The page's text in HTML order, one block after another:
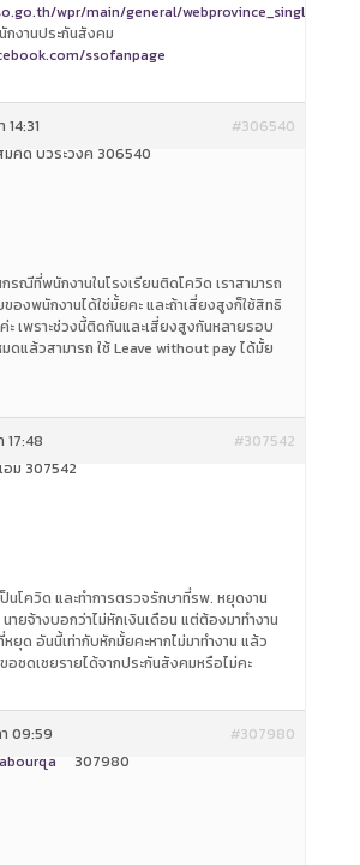
wpr/main/general/
กงานประกันสังคม
ssofanpage
14:31
#306540
มคิด บัวระวงค์ 306540
กรณีที่พนักงานในโรงเรียนติดโควิด เราสามารถ
องพนักงานได้ใช่มั้ยคะ และถ้าเสี่ยงสูงก็ใช้สิทธิ
ะ เพราะช่วงนี้ติดกันและเสี่ยงสูงกันหลายรอบ
มดแล้วสามารถ ใช้ Leave without pay ได้มั้ย
17:48
#307542
อม 307542
นโควิด และทำการตรวจรักษาที่รพ. หยุดงาน
ายจ้างบอกว่าไม่หักเงินเดือน แต่ต้องมาทำงาน
ยุด อันนี้เท่ากับหักมั้ยคะหากไม่มาทำงาน แล้ว
ชดเชยรายได้จากประกันสังคมหรือไม่คะ
09:59
#307980
307980